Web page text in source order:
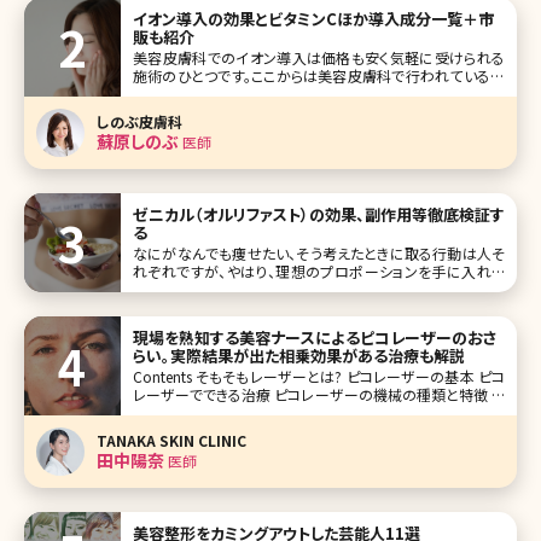
イオン導入の効果とビタミンCほか導入成分一覧＋市
販も紹介
美容皮膚科でのイオン導入は価格も安く気軽に受けられる
施術のひとつです。ここからは美容皮膚科で行われている最
新のイオン導入の施術について詳しく説明していきます。 2-
1.美容皮膚科のイオン導入は何が違うの? ■マシンの性能
が高い イ
しのぶ皮膚科
蘇原しのぶ医師
ゼニカル（オルリファスト）の効果、副作用等徹底検証す
る
なにがなんでも痩せたい、そう考えたときに取る行動は人そ
れぞれですが、やはり、理想のプロポーションを手に入れる
近道はダイエットと運動でしょう。 そこでいちばんの問題とな
には限界があります
現場を熟知する美容ナースによるピコレーザーのおさ
らい。実際結果が出た相乗効果がある治療も解説
Contents そもそもレーザーとは? ピコレーザーの基本 ピコ
レーザーでできる治療 ピコレーザーの機械の種類と特徴 ピ
コレーザーと相乗効果のある治療 ピコレーザーのその他の
方はピコレーザーというワードを聞いたこと
TANAKA SKIN CLINIC
田中陽奈医師
美容整形をカミングアウトした芸能人11選